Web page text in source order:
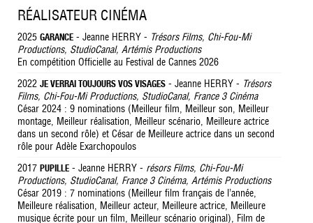
RÉALISATEUR CINÉMA
2025 GARANCE - Jeanne HERRY - Trésors Films, Chi-Fou-Mi
Productions, StudioCanal, Artémis Productions
En compétition Officielle au Festival de Cannes 2026
2022 JE VERRAI TOUJOURS VOS VISAGES - Jeanne HERRY - Trésors
Films, Chi-Fou-Mi Productions, StudioCanal, France 3 Cinéma
César 2024 : 9 nominations (Meilleur film, Meilleur son, Meilleur
montage, Meilleur réalisation, Meilleur scénario, Meilleure actrice
dans un second rôle) et César de Meilleure actrice dans un second
rôle pour Adèle Exarchopoulos
2017 PUPILLE - Jeanne HERRY - résors Films, Chi-Fou-Mi
Productions, StudioCanal, France 3 Cinéma, Artémis Productions
César 2019 : 7 nominations (Meilleur film français de l’année,
Meilleure réalisation, Meilleur acteur, Meilleure actrice, Meilleure
musique écrite pour un film, Meilleur scénario original), Film de